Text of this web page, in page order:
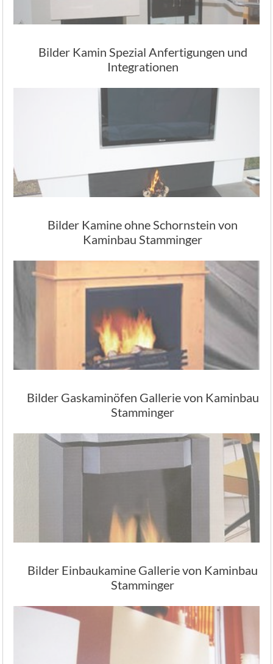
Bilder Kamin Spezial Anfertigungen und
Integrationen
Bilder Kamine ohne Schornstein von
Kaminbau Stamminger
Bilder Gaskaminöfen Gallerie von Kaminbau
Stamminger
Bilder Einbaukamine Gallerie von Kaminbau
Stamminger